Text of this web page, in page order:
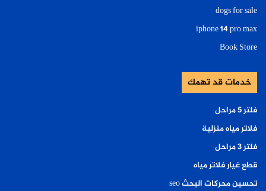
dogs for sale
iphone 14 pro max
Book Store
خدمات قد تهمك
فلتر ٥ مراحل
فلاتر مياه منزلية
فلتر ٣ مراحل
قطع غيار فلاتر مياه
تحسين محركات البحث seo